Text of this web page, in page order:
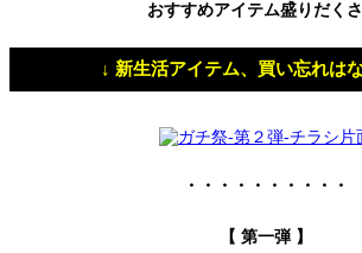
おすすめアイテム盛りだく
↓ 新生活アイテム、買い忘れは
・・・・・・・・・・
【 第一弾 】